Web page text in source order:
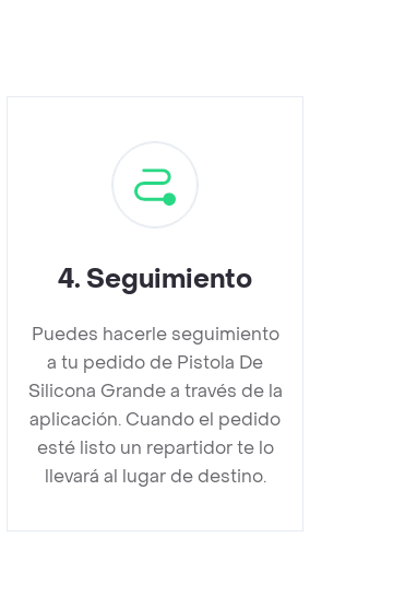
4. Seguimiento
Puedes hacerle seguimiento
a tu pedido de Pistola De
Silicona Grande a través de la
aplicación. Cuando el pedido
esté listo un repartidor te lo
llevará al lugar de destino.